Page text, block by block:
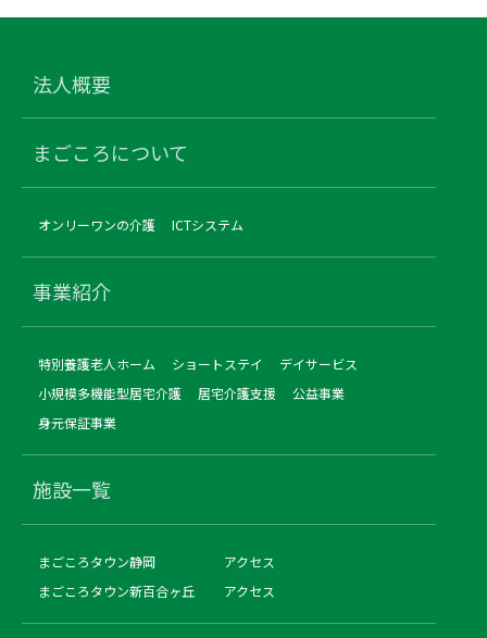
法人概要
まごころについて
オンリーワンの介護 ICTシステム
事業紹介
特別養護老人ホーム ショートステイ
デイサービス
小規模多機能型居宅介護
居宅介護支援
公益事業
身元保証事業
施設一覧
まごころタウン静岡
アクセス
まごころタウン新百合ヶ丘
アクセス